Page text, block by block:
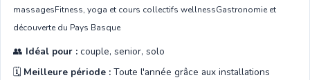
massagesFitness, yoga et cours collectifs wellnessGastronomie et
découverte du Pays Basque
👥 Idéal pour : couple, senior, solo
🗓️ Meilleure période : Toute l'année grâce aux installations